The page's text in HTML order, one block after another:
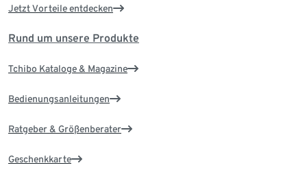
Jetzt Vorteile entdecken
Rund um unsere Produkte
Tchibo Kataloge & Magazine
Bedienungsanleitungen
Ratgeber & Größenberater
Geschenkkarte